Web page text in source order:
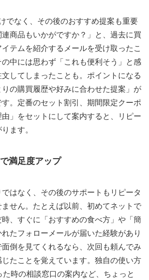
でなく、その後のおすすめ提案も重要
商品もいかがですか？」と、過去に買
テムを紹介するメールを受け取ったこ
中には思わず「これも便利そう」と感
してしまったことも。ポイントになる
の購買履歴や好みに合わせた提案」が
。定番のセット割引、期間限定クーポ
」をセットにして案内すると、リピー
ます。
満足度アップ
はなく、その後のサポートもリピータ
せん。たとえば以前、初めてネットで
、すぐに「おすすめの食べ方」や「簡
たフォローメールが届いた経験があり
面倒を見てくれるなら、次回も頼んでみ
たことを覚えています。独自の使い方
時の相談窓口の案内など、ちょっと